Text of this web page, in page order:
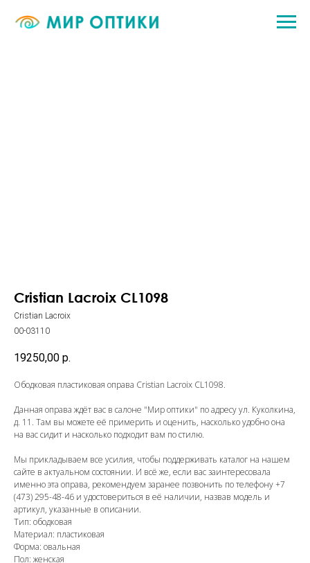
Cristian Lacroix CL1098
Cristian Lacroix
00-03110
19250,00 р.
Ободковая пластиковая оправа Cristian Lacroix CL1098.
Данная оправа ждёт вас в салоне "Мир оптики" по адресу ул. Куколкина,
д. 11. Там вы можете её примерить и оценить, насколько удобно она
на вас сидит и насколько подходит вам по стилю.
Мы прикладываем все усилия, чтобы поддерживать каталог на нашем
сайте в актуальном состоянии. И всё же, если вас заинтересовала
именно эта оправа, рекомендуем заранее позвонить по телефону+7
(473) 295-48-46 и удостовериться в её наличии, назвав модель и
артикул, указанные в описании.
Тип: ободковая
Материал: пластиковая
Форма: овальная
Пол: женская